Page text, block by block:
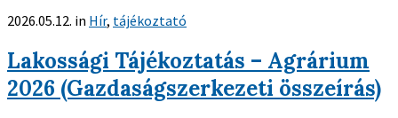
2026.05.12. in Hír, tájékoztató
Lakossági Tájékoztatás – Agrárium
2026 (Gazdaságszerkezeti összeírás)